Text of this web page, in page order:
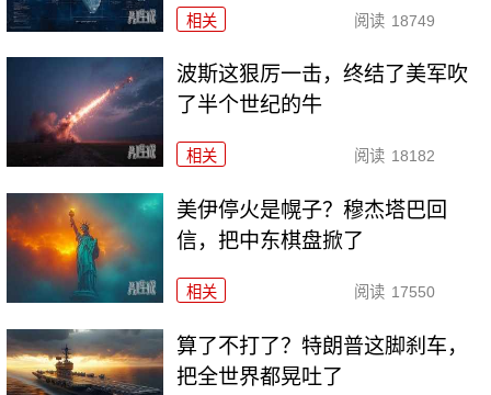
相关 阅读 18749
波斯这狠厉一击，终结了美军吹
了半个世纪的牛
相关 阅读 18182
美伊停火是幌子？穆杰塔巴回
信，把中东棋盘掀了
相关 阅读 17550
算了不打了？特朗普这脚刹车，
把全世界都晃吐了